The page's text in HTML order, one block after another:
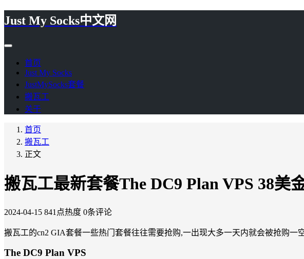
Just My Socks中文网
首页
Just My Socks
JustMySocks套餐
搬瓦工
关于
首页
搬瓦工
正文
搬瓦工最新套餐The DC9 Plan VPS 38美
2024-04-15 841点热度 0条评论
搬瓦工的cn2 GIA套餐一些热门套餐往往需要抢购,一出现大多一天内就会被抢购一
The DC9 Plan VPS